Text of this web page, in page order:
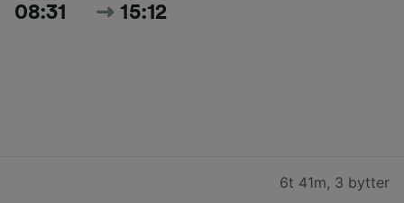
08:31 15:12
6t 41m, 3 bytter